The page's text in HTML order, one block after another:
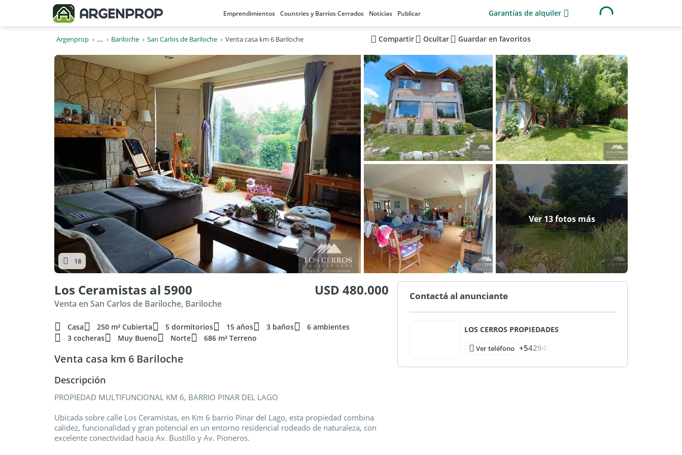
Emprendimientos Countries y Barrios Cerrados Noticias Publicar Garantías de alquiler
Argenprop ... Bariloche San Carlos de Bariloche Venta casa km 6 Bariloche Compartir Ocultar Guardar en favoritos
Ver 13 fotos más
18
Los Ceramistas al 5900 USD 480.000
Venta en San Carlos de Bariloche, Bariloche
Casa 250 m² Cubierta 5 dormitorios 15 años 3 baños
6 ambientes
3 cocheras
Muy Bueno Norte 686 m² Terreno
Venta casa km 6 Bariloche
Descripción
PROPIEDAD MULTIFUNCIONAL KM 6, BARRIO PINAR DEL LAGO
Ubicada sobre calle Los Ceramistas, en Km 6 barrio Pinar del Lago, esta propiedad combina
calidez, funcionalidad y gran potencial en un entorno residencial rodeado de naturaleza, con
excelente conectividad hacia Av. Bustillo y Av. Pioneros.
Contactá al anunciante
LOS CERROS PROPIEDADES
Ver teléfono +542944